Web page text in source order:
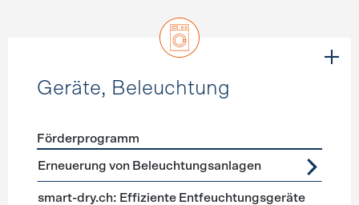
Geräte, Beleuchtung
Förderprogramme Geräte, Beleuchtung
Förderprogramm
Erneuerung von Beleuchtungsanlagen
smart-dry.ch: Effiziente Entfeuchtungsgeräte